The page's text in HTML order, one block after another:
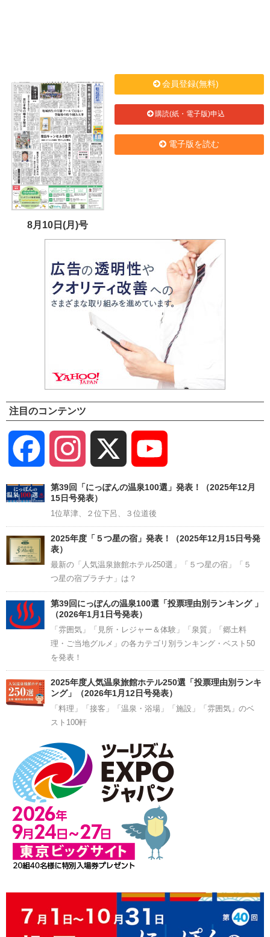
8月10日(月)号
会員登録(無料)
購読(紙・電子版)申込
電子版を読む
注目のコンテンツ
Facebook Instagram
Channel
第39回「にっぽんの温泉100選」発表！（2025年12月
15日号発表）
1位草津、２位下呂、３位道後
2025年度「５つ星の宿」発表！（2025年12月15日号発
表）
最新の「人気温泉旅館ホテル250選」「５つ星の宿」「５
つ星の宿プラチナ」は？
第39回にっぽんの温泉100選「投票理由別ランキング 」
（2026年1月1日号発表）
「雰囲気」「見所・レジャー＆体験」「泉質」「郷土料
理・ご当地グルメ」の各カテゴリ別ランキング・ベスト50
を発表！
2025年度人気温泉旅館ホテル250選「投票理由別ランキ
ング」（2026年1月12日号発表）
「料理」「接客」「温泉・浴場」「施設」「雰囲気」のベ
スト100軒